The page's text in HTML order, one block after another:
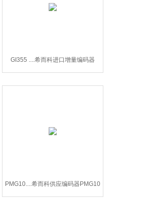
GI355 ....希而科进口增量编码器
GI355 工控备件
PMG10....希而科供应编码器PMG10
系列